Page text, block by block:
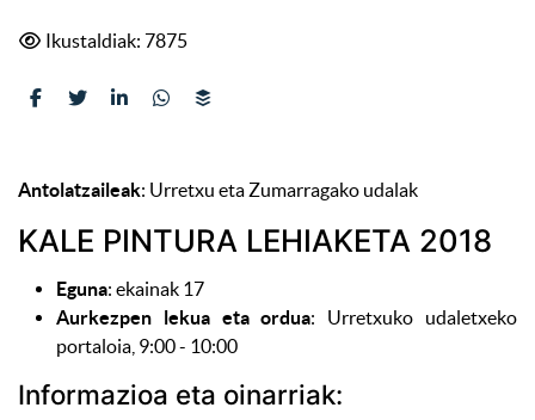
Ikustaldiak: 7875
Antolatzaileak: Urretxu eta Zumarragako udalak
KALE PINTURA LEHIAKETA 2018
Eguna: ekainak 17
Aurkezpen lekua eta ordua: Urretxuko udaletxeko
portaloia, 9:00 - 10:00
Informazioa eta oinarriak: